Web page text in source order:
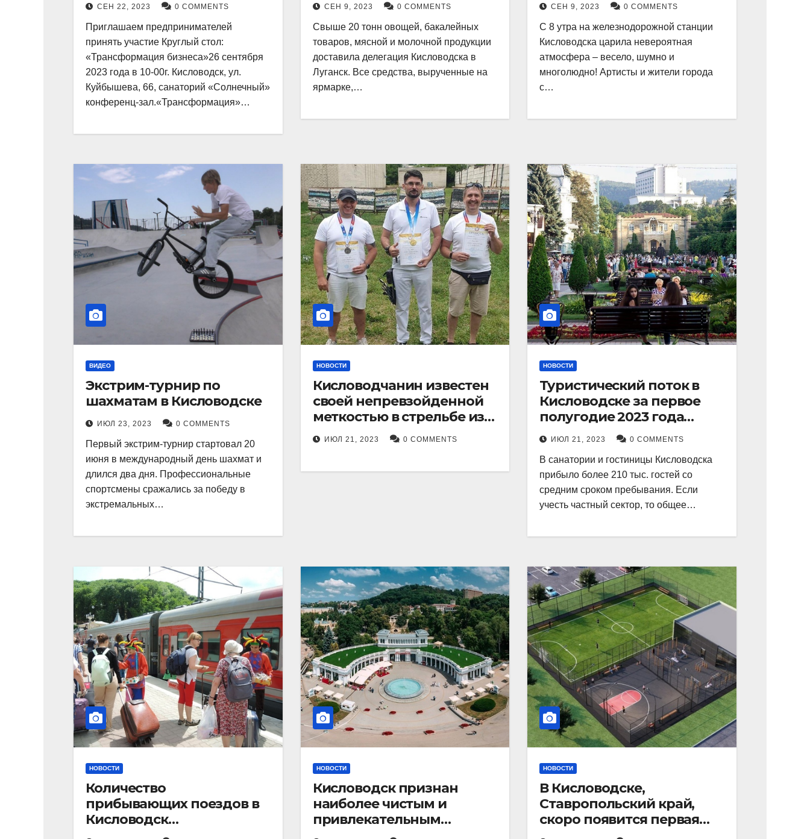
СЕН 22, 2023 0 COMMENTS
Приглашаем предпринимателей
принять участие Круглый стол:
«Трансформация бизнеса»26 сентября
2023 года в 10-00г. Кисловодск, ул.
Куйбышева, 66, санаторий «Солнечный»
конференц-зал.«Трансформация»…
СЕН 9, 2023 0 COMMENTS
Свыше 20 тонн овощей, бакалейных
товаров, мясной и молочной продукции
доставила делегация Кисловодска в
Луганск. Все средства, вырученные на
ярмарке,…
туристами.
СЕН 9, 2023 0 COMMENTS
С 8 утра на железнодорожной станции
Кисловодска царила невероятная
атмосфера – весело, шумно и
многолюдно! Артисты и жители города
с…
ВИДЕО
Экстрим-турнир по
шахматам в Кисловодске
ИЮЛ 23, 2023 0 COMMENTS
Первый экстрим-турнир стартовал 20
июня в международный день шахмат и
длился два дня. Профессиональные
спортсмены сражались за победу в
экстремальных…
НОВОСТИ
Кисловодчанин известен
своей непревзойденной
меткостью в стрельбе из
лука, и его успехи
прославили его в
ИЮЛ 21, 2023 0 COMMENTS
НОВОСТИ
Туристический поток в
Кисловодске за первое
полугодие 2023 года
показал рекордный рост в
21 процент.
ИЮЛ 21, 2023 0 COMMENTS
В санатории и гостиницы Кисловодска
прибыло более 210 тыс. гостей со
средним сроком пребывания. Если
учесть частный сектор, то общее…
НОВОСТИ
Количество
прибывающих поездов в
Кисловодск
стремительно
НОВОСТИ
Кисловодск признан
наиболее чистым и
привлекательным
курортным городом в
НОВОСТИ
В Кисловодске,
Ставропольский край,
скоро появится первая
«умная площадка».